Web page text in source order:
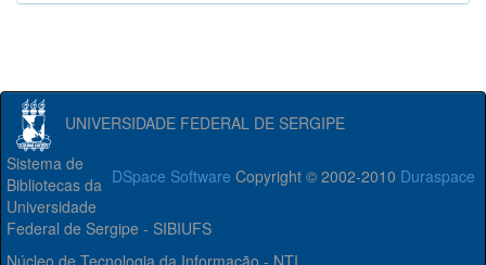
UNIVERSIDADE FEDERAL DE SERGIPE
DSpace Software Copyright © 2002-2010 Duraspace
Sistema de
Bibliotecas da
Universidade
Federal de Sergipe - SIBIUFS
Núcleo de Tecnologia da Informação - NTI